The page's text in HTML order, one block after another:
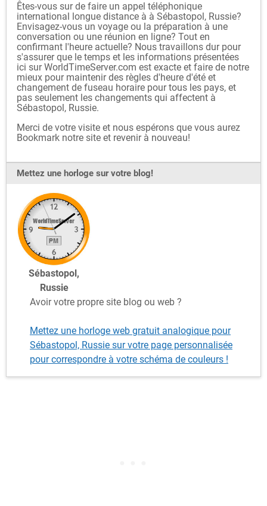
Êtes-vous sur de faire un appel téléphonique
international longue distance à à Sébastopol, Russie?
Envisagez-vous un voyage ou la préparation à une
conversation ou une réunion en ligne? Tout en
confirmant l'heure actuelle? Nous travaillons dur pour
s'assurer que le temps et les informations présentées
ici sur WorldTimeServer.com est exacte et faire de notre
mieux pour maintenir des règles d'heure d'été et
changement de fuseau horaire pour tous les pays, et
pas seulement les changements qui affectent à
Sébastopol, Russie.
Merci de votre visite et nous espérons que vous aurez
Bookmark notre site et revenir à nouveau!
Mettez une horloge sur votre blog!
Sébastopol,
Russie
Avoir votre propre site blog ou web ?
Mettez une horloge web gratuit analogique pour
Sébastopol, Russie sur votre page personnalisée
pour correspondre à votre schéma de couleurs !